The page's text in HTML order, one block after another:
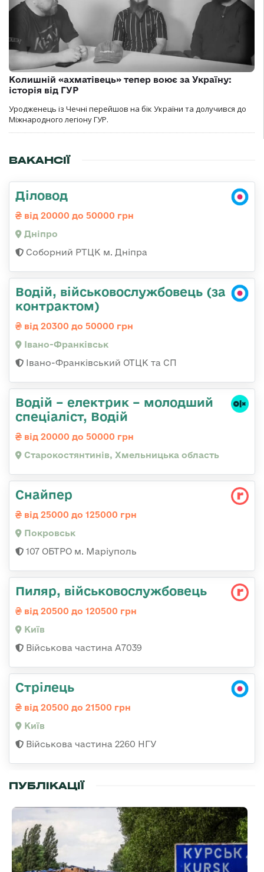
Колишній «ахматівець» тепер воює за Україну:
історія від ГУР
Уродженець із Чечні перейшов на бік України та долучився до
Міжнародного легіону ГУР.
ВАКАНСІЇ
Діловод
від 20000 до 50000 грн
Дніпро
Соборний РТЦК м. Дніпра
Водій, військовослужбовець (за
контрактом)
від 20300 до 50000 грн
Івано-Франківськ
Івано-Франківський ОТЦК та СП
Водій – електрик – молодший
спеціаліст, Водій
від 20000 до 50000 грн
Старокостянтинів, Хмельницька область
Снайпер
від 25000 до 125000 грн
Покровськ
107 ОБТРО м. Маріуполь
Пиляр, військовослужбовець
від 20500 до 120500 грн
Київ
Військова частина А7039
Стрілець
від 20500 до 21500 грн
Київ
Військова частина 2260 НГУ
ПУБЛІКАЦІЇ